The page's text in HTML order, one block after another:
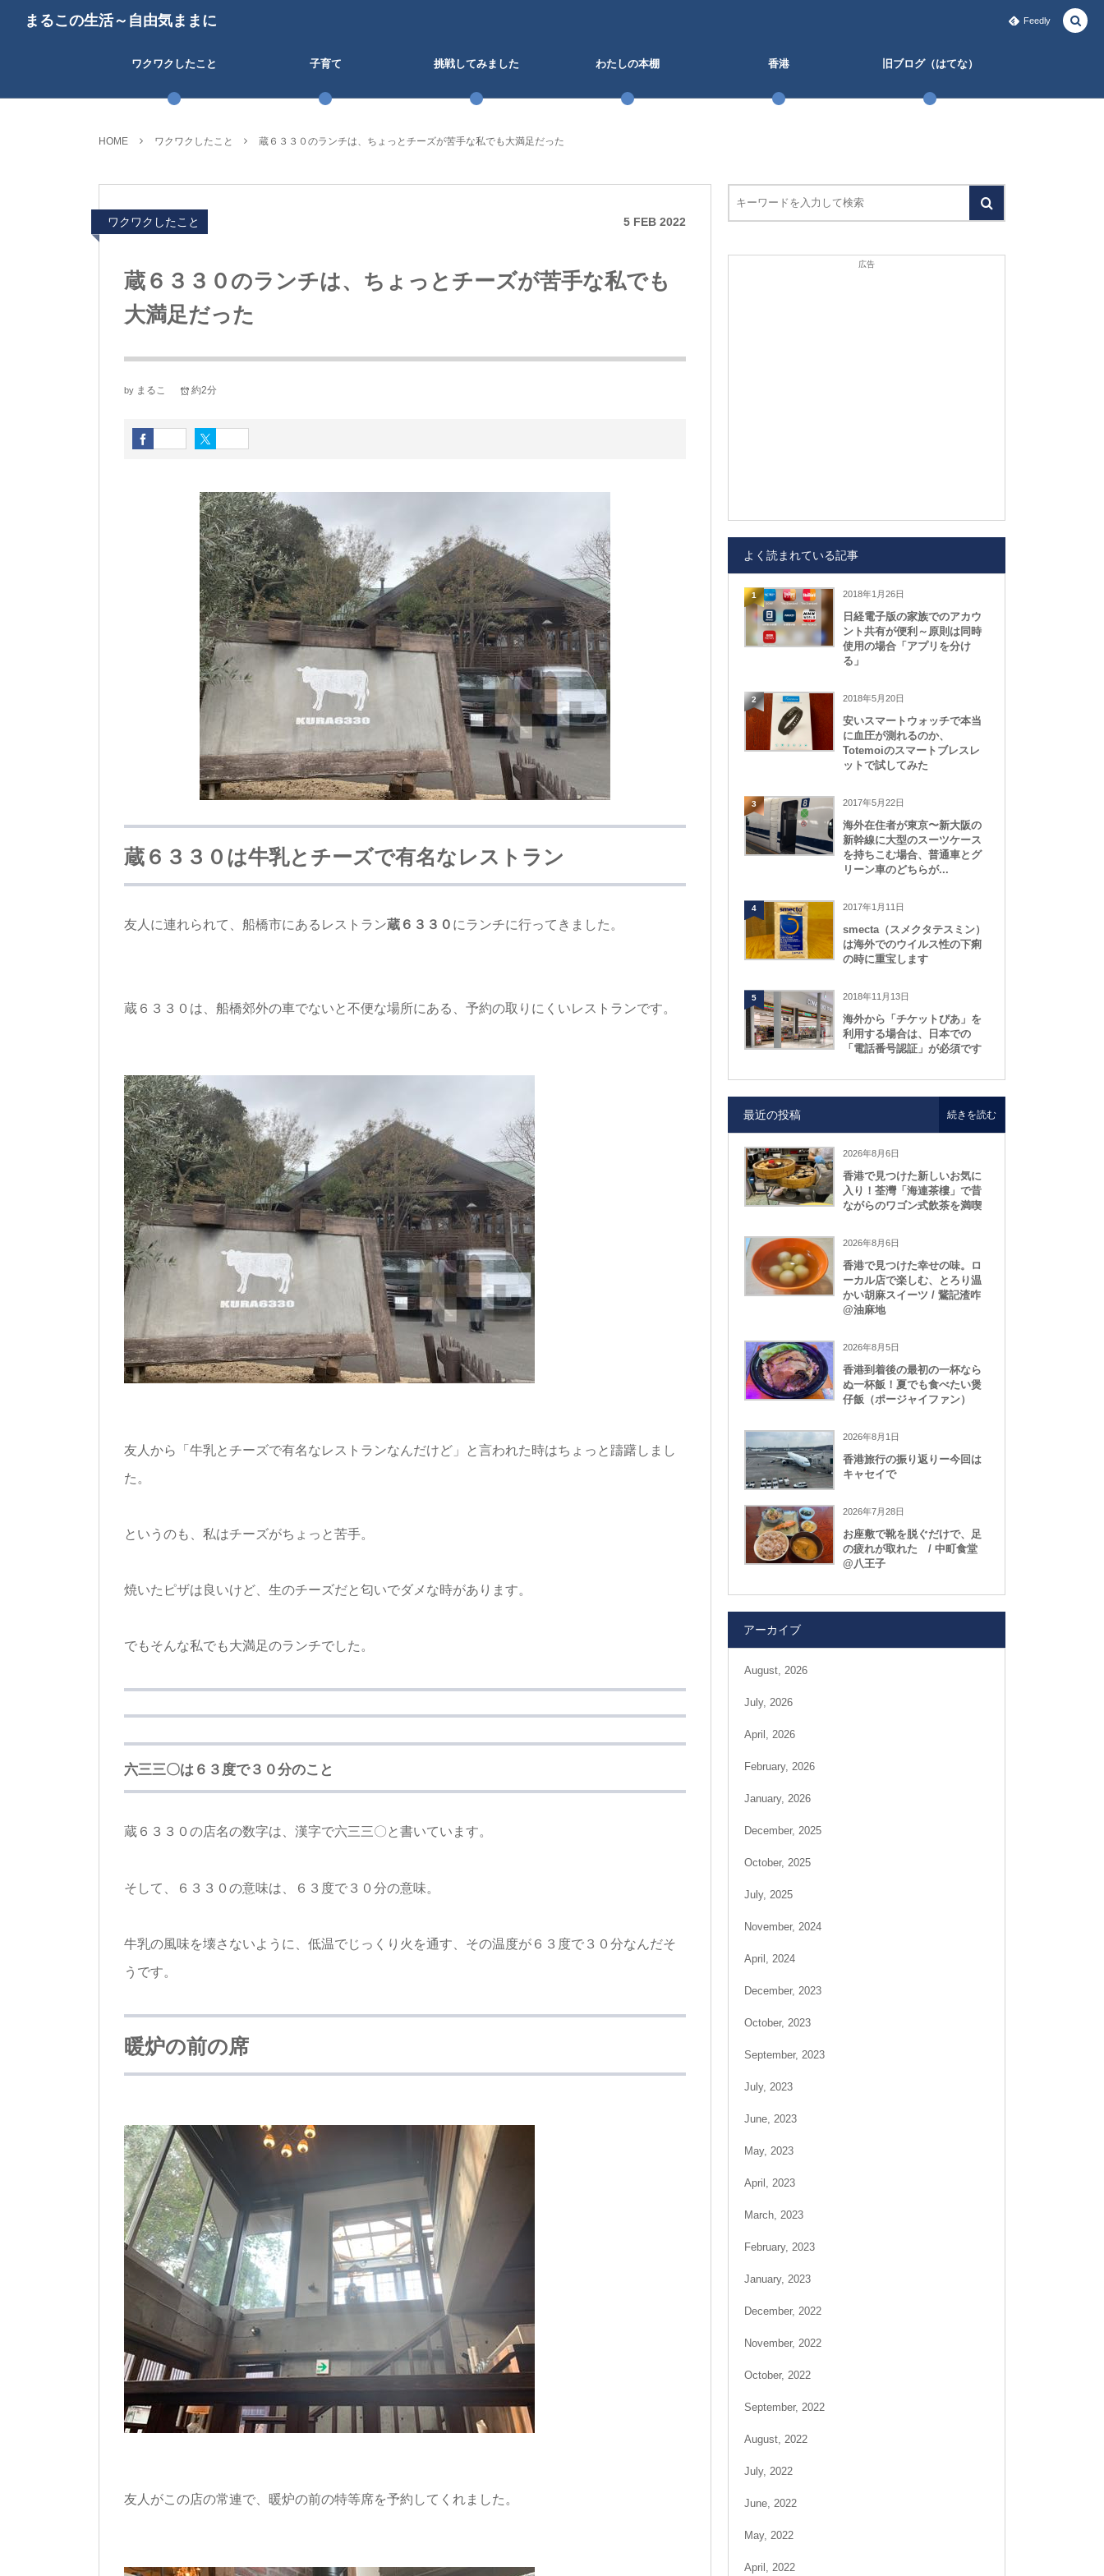
まるこの生活～自由気ままに Feedly
ワクワクしたこと 子育て 挑戦してみました わたしの本棚 香港 旧ブログ（はてな）
HOME ワクワクしたこと 蔵６３３０のランチは、ちょっとチーズが苦手な私でも大満足だった
ワクワクしたこと 5 FEB 2022
蔵６３３０のランチは、ちょっとチーズが苦手な私でも
大満足だった
by まるこ 約2分
蔵６３３０は牛乳とチーズで有名なレストラン
友人に連れられて、船橋市にあるレストラン蔵６３３０ にランチに行ってきました。
蔵６３３０は、船橋郊外の車でないと不便な場所にある、予約の取りにくいレストランです。
友人から「牛乳とチーズで有名なレストランなんだけど」と言われた時はちょっと躊躇しまし
た。
というのも、私はチーズがちょっと苦手。
焼いたピザは良いけど、生のチーズだと匂いでダメな時があります。
でもそんな私でも大満足のランチでした。
六三三〇は６３度で３０分のこと
蔵６３３０の店名の数字は、漢字で六三三〇と書いています。
そして、６３３０の意味は、６３度で３０分の意味。
牛乳の風味を壊さないように、低温でじっくり火を通す、その温度が６３度で３０分なんだそ
うです。
暖炉の前の席
友人がこの店の常連で、暖炉の前の特等席を予約してくれました。
広告
よく読まれている記事
1 2018年1月26日
日経電子版の家族でのアカウ
ント共有が便利～原則は同時
使用の場合「アプリを分け
る」
2 2018年5月20日
安いスマートウォッチで本当
に血圧が測れるのか、
Totemoiのスマートブレスレ
ットで試してみた
3 2017年5月22日
海外在住者が東京〜新大阪の
新幹線に大型のスーツケース
を持ちこむ場合、普通車とグ
リーン車のどちらが...
4 2017年1月11日
smecta（スメクタテスミン）
は海外でのウイルス性の下痢
の時に重宝します
5 2018年11月13日
海外から「チケットぴあ」を
利用する場合は、日本での
「電話番号認証」が必須です
最近の投稿
2026年8月6日
香港で見つけた新しいお気に
入り！荃灣「海連茶樓」で昔
ながらのワゴン式飲茶を満喫
2026年8月6日
香港で見つけた幸せの味。ロ
ーカル店で楽しむ、とろり温
かい胡麻スイーツ / 鵞記渣咋
@油麻地
2026年8月5日
香港到着後の最初の一杯なら
ぬ一杯飯！夏でも食べたい煲
仔飯（ポージャイファン）
2026年8月1日
香港旅行の振り返りー今回は
キャセイで
2026年7月28日
お座敷で靴を脱ぐだけで、足
の疲れが取れた / 中町食堂
@八王子
続きを読む
アーカイブ
August, 2026
July, 2026
April, 2026
February, 2026
January, 2026
December, 2025
October, 2025
July, 2025
November, 2024
April, 2024
December, 2023
October, 2023
September, 2023
July, 2023
June, 2023
May, 2023
April, 2023
March, 2023
February, 2023
January, 2023
December, 2022
November, 2022
October, 2022
September, 2022
August, 2022
July, 2022
June, 2022
May, 2022
April, 2022